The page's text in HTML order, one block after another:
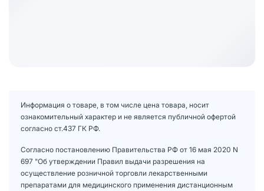
Информация о товаре, в том числе цена товара, носит
ознакомительный характер и не является публичной офертой
согласно ст.437 ГК РФ.
Согласно постановлению Правительства РФ от 16 мая 2020 N
697 "Об утверждении Правил выдачи разрешения на
осуществление розничной торговли лекарственными
препаратами для медицинского применения дистанционным